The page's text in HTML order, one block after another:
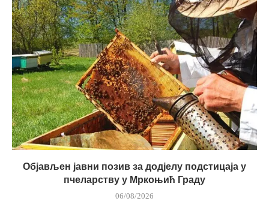
Објављен јавни позив за додјелу подстицаја у
пчеларству у Мркоњић Граду
06/08/2026